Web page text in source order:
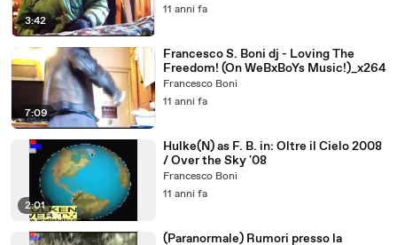
3:42
11 anni fa
7:09
Francesco S. Boni dj - Loving The
Freedom! (On WeBxBoYs Music!)_x264
Francesco Boni
11 anni fa
2:01
Hulke(N) as F. B. in: Oltre il Cielo 2008
/ Over the Sky '08
Francesco Boni
11 anni fa
(Paranormale) Rumori presso la